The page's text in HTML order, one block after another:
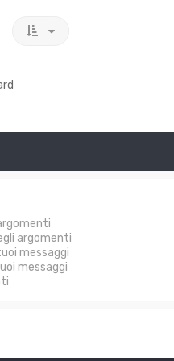
argomenti
messaggi
messaggi